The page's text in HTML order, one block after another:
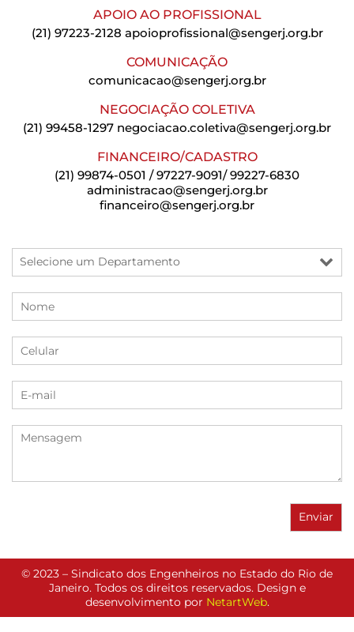
APOIO AO PROFISSIONAL
(21) 97223-2128 apoioprofissional@sengerj.org.br
COMUNICAÇÃO
comunicacao@sengerj.org.br
NEGOCIAÇÃO COLETIVA
(21) 99458-1297 negociacao.coletiva@sengerj.org.br
FINANCEIRO/CADASTRO
(21) 99874-0501 / 97227-9091/ 99227-6830
administracao@sengerj.org.br
financeiro@sengerj.org.br
© 2023 – Sindicato dos Engenheiros no Estado do Rio de
Janeiro. Todos os direitos reservados. Design e
desenvolvimento por NetartWeb.